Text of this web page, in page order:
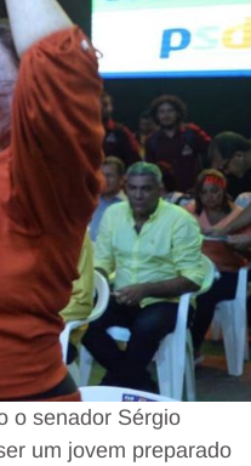
o senador Sérgio
um jovem preparado